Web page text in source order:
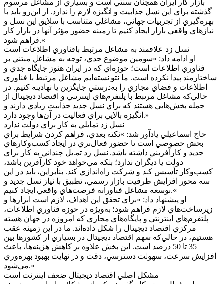
بازار کار ايران همچنان سنتي است و بسياري از مشاغل مرسوم
گذشته براي اين نسل جذابيت و انگيزه لازم را ندارد. از اين‌رو بايد با
بهره‌گيري از تجربيات جهاني، مشاغلي متناسب با سلايق اين نسل و
نياز‌هاي واقعي بازار ايجاد کنيم تا زمينه حضور مؤثر آنها در بازار کار
فراهم شود.«
نسل زد علاقمند به مشاغل مرتبط بافناوري اطلاعات است
او ادامه داد: »سومين موضوع جدي، توجه به مشاغل مبتني بر
فناوري اطلاعات است؛ حوزه‌اي که در ايران هنوز جايگاه جدي و
ساختارمند پيدا نکرده است. ما نتوانسته‌ايم مشاغل مرتبط با فناوري
اطلاعات و فضاي مجازي را به‌درستي جايگزين يا نهادينه کنيم. در
حالي‌که مشاغل مرتبط با پلتفرم‌هاي اينترنتي و اقتصاد ديجيتال از
جمله بخش‌هايي هستند که براي نسل جديد جذابيت زيادي دارند و
انگيزه بالايي براي فعاليت در آن‌ها وجود دارد.»
نسل زد تمايلي به کار براي دولت ندارد
حاج اسماعيلي يادآور شد: »نکته بعدي، فراهم کردن شرايط براي
بخش خصوصي است تا حضور فعال‌تري در ايجاد کسب‌وکارهاي
جديد و کارآفريني داشته باشد. نسل زد تمايل چنداني به کار براي
دولت يا ديگران ندارد؛ بلکه مي‌خواهد خود کارآفرين باشد،
کسب‌وکار تأسيس کند و شرکت راه‌اندازي کند. بنابراين، بايد در اين
سه محور افزايش ظرفيت بازار رسمي، تطبيق با نياز نسل جديد و
توسعه مشاغل فناورانه فرصت‌هاي واقعي ايجاد کنيم.«
او پيشنهاد داد: »براي تحقق اين اهداف، لازم است ابزارها و
زيرساخت‌هاي لازم فراهم شود؛ به‌ويژه در حوزه فناوري اطلاعات،
پلتفرم‌هاي اينترنتي و پايگاه‌هاي مجازي که امروزه در جهان هسته
مرکزي اقتصاد ديجيتال را شکل داده‌اند. ما در اين زمينه عقب
هستيم، در حالي‌که سهم اقتصاد ديجيتال در بسياري از کشورها بين
35 تا 50 درصد است. اين بخش علاوه بر کاهش هزينه‌ها، باعث
افزايش سرعت، سهولت دسترسي، دقت و در نهايت بهبود بهره‌وري
مي‌شود.«
مشکل اصلي اقتصاد ديجيتال ضعف اينترنت است